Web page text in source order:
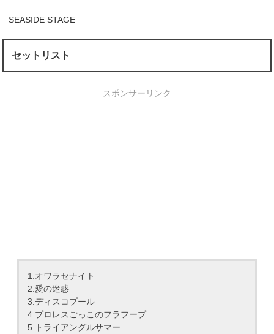
SEASIDE STAGE
セットリスト
スポンサーリンク
1.オワラセナイト
2.愛の迷惑
3.ディスコプール
4.プロレスごっこのフラフープ
5.トライアングルサマー